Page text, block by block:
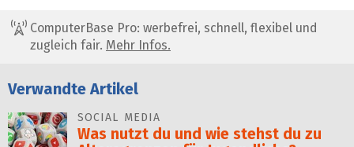
ComputerBase Pro: werbefrei, schnell, flexibel und
zugleich fair. Mehr Infos.
Verwandte Artikel
SOCIAL MEDIA
Was nutzt du und wie stehst du zu